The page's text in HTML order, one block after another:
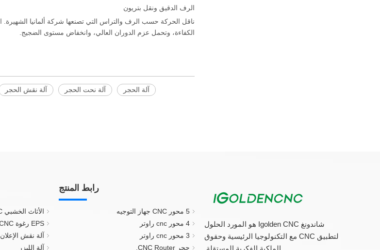
الرف الدقيق ونقل بتريون
الكفاءة، وتحمل عزم الدوران العالي، وانخفاض مستوى الضجيج.
آلة نقش الحجر آلة نحت الحجر آلة الحجر
شاندونغ Igolden CNC هو المورد الحلول
لتطبيق CNC مع التكنولوجيا الرئيسية وحقوق
الملكية الفكرية المستقلة.
رابط المنتج
5 محور CNC جهاز التوجيه
4 محور cnc راوتر
3 محور cnc راوتر
حجر CNC Router.
الأثاث الخشبي CNC.
EPS رغوة CNC راوتر
آلة نقش الإعلان
آلة الليزر